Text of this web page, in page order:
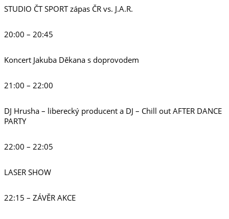
STUDIO ČT SPORT zápas ČR vs. J.A.R.
20:00 – 20:45
Koncert Jakuba Děkana s doprovodem
21:00 – 22:00
DJ Hrusha – liberecký producent a DJ – Chill out AFTER DANCE
PARTY
22:00 – 22:05
LASER SHOW
22:15 – ZÁVĚR AKCE